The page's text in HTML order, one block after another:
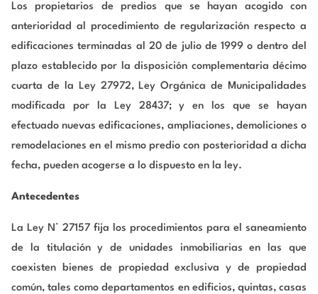
Los propietarios de predios que se hayan acogido con
anterioridad al procedimiento de regularización respecto a
edificaciones terminadas al 20 de julio de 1999 o dentro del
plazo establecido por la disposición complementaria décimo
cuarta de la Ley 27972, Ley Orgánica de Municipalidades
modificada por la Ley 28437; y en los que se hayan
efectuado nuevas edificaciones, ampliaciones, demoliciones o
remodelaciones en el mismo predio con posterioridad a dicha
fecha, pueden acogerse a lo dispuesto en la ley.
Antecedentes
La Ley N° 27157 fija los procedimientos para el saneamiento
de la titulación y de unidades inmobiliarias en las que
coexisten bienes de propiedad exclusiva y de propiedad
común, tales como departamentos en edificios, quintas, casas